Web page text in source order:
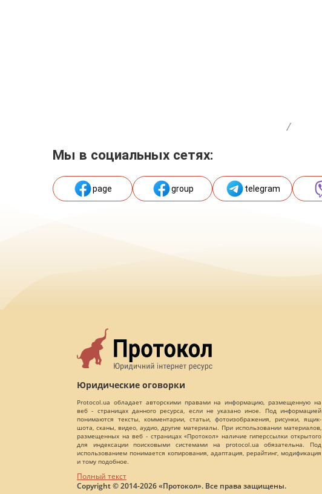
/
Мы в социальных сетях:
page group telegram
Юридические оговорки
Protocol.ua обладает авторскими правами на информацию, размещенную на
веб - страницах данного ресурса, если не указано иное. Под информацией
понимаются тексты, комментарии, статьи, фотоизображения, рисунки, ящик-
шота, сканы, видео, аудио, другие материалы. При использовании материалов,
размещенных на веб - страницах «Протокол» наличие гиперссылки открытого
для индексации поисковыми системами на protocol.ua обязательна. Под
использованием понимается копирования, адаптация, рерайтинг, модификация
и тому подобное.
Полный текст
Copyright © 2014-2026 «Протокол». Все права защищены.